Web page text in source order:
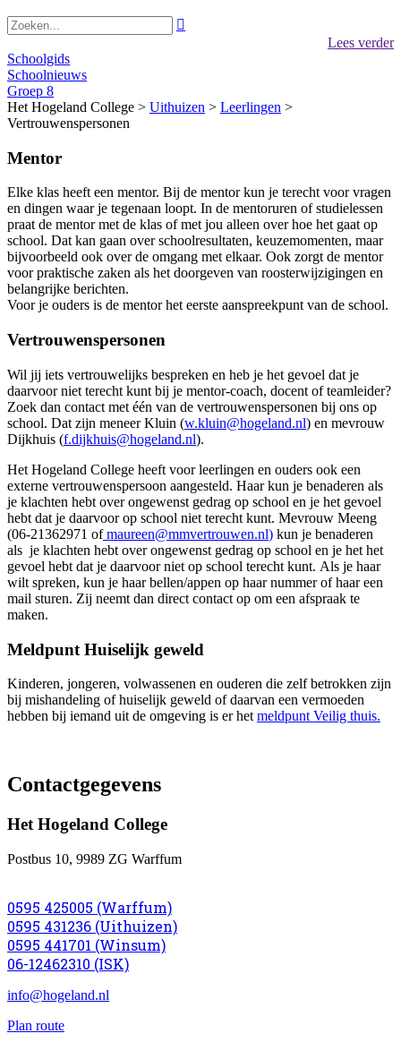

Lees verder
Schoolgids
Schoolnieuws
Groep 8
Het Hogeland College > Uithuizen > Leerlingen >
Vertrouwenspersonen
Mentor
Elke klas heeft een mentor. Bij de mentor kun je terecht voor vragen
en dingen waar je tegenaan loopt. In de mentoruren of studielessen
praat de mentor met de klas of met jou alleen over hoe het gaat op
school. Dat kan gaan over schoolresultaten, keuzemomenten, maar
bijvoorbeeld ook over de omgang met elkaar. Ook zorgt de mentor
voor praktische zaken als het doorgeven van roosterwijzigingen en
belangrijke berichten.
Voor je ouders is de mentor het eerste aanspreekpunt van de school.
Vertrouwenspersonen
Wil jij iets vertrouwelijks bespreken en heb je het gevoel dat je
daarvoor niet terecht kunt bij je mentor-coach, docent of teamleider?
Zoek dan contact met één van de vertrouwenspersonen bij ons op
school. Dat zijn meneer Kluin (w.kluin@hogeland.nl) en mevrouw
Dijkhuis (f.dijkhuis@hogeland.nl).
Het Hogeland College heeft voor leerlingen en ouders ook een
externe vertrouwenspersoon aangesteld. Haar kun je benaderen als
je klachten hebt over ongewenst gedrag op school en je het gevoel
hebt dat je daarvoor op school niet terecht kunt. Mevrouw Meeng
(06-21362971 ofmaureen@mmvertrouwen.nl) kun je benaderen
als je klachten hebt over ongewenst gedrag op school en je het het
gevoel hebt dat je daarvoor niet op school terecht kunt. Als je haar
wilt spreken, kun je haar bellen/appen op haar nummer of haar een
mail sturen. Zij neemt dan direct contact op om een afspraak te
maken.
Meldpunt Huiselijk geweld
Kinderen, jongeren, volwassenen en ouderen die zelf betrokken zijn
bij mishandeling of huiselijk geweld of daarvan een vermoeden
hebben bij iemand uit de omgeving is er het meldpunt Veilig thuis.
Contactgegevens
Het Hogeland College
Postbus 10, 9989 ZG Warffum
0595 425005 (Warffum)
0595 431236 (Uithuizen)
0595 441701 (Winsum)
06-12462310 (ISK)
info@hogeland.nl
Plan route